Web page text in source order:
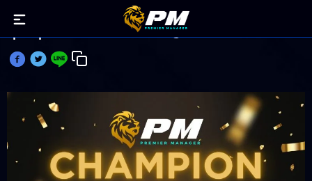
ทุลักทุเล คว้าแชมป์ PM-Manager ประจำเกมวีคที่ 29